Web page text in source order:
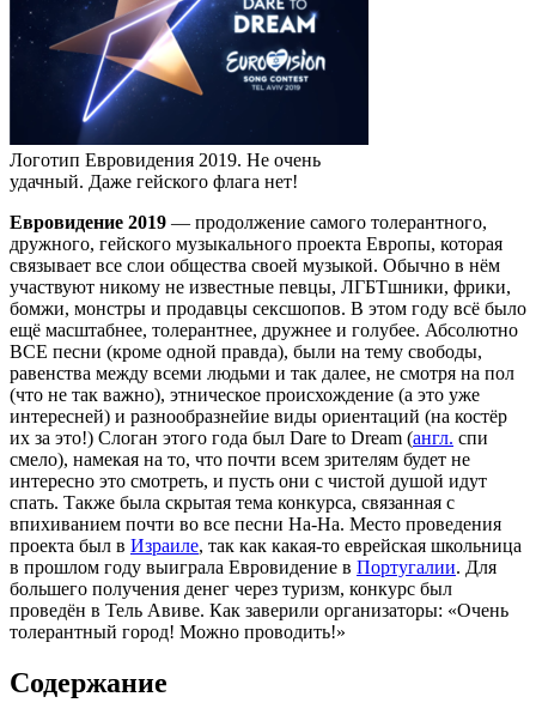
Логотип Евровидения 2019. Не очень
удачный. Даже гейского флага нет!
Евровидение 2019 — продолжение самого толерантного,
дружного, гейского музыкального проекта Европы, которая
связывает все слои общества своей музыкой. Обычно в нём
участвуют никому не известные певцы, ЛГБТшники, фрики,
бомжи, монстры и продавцы сексшопов. В этом году всё было
ещё масштабнее, толерантнее, дружнее и голубее. Абсолютно
ВСЕ песни (кроме одной правда), были на тему свободы,
равенства между всеми людьми и так далее, не смотря на пол
(что не так важно), этническое происхождение (а это уже
интересней) и разнообразнейие виды ориентаций (на костёр
их за это!) Слоган этого года был Dare to Dream (англ. спи
смело), намекая на то, что почти всем зрителям будет не
интересно это смотреть, и пусть они с чистой душой идут
спать. Также была скрытая тема конкурса, связанная с
впихиванием почти во все песни На-На. Место проведения
проекта был в Израиле, так как какая-то еврейская школьница
в прошлом году выиграла Евровидение в Португалии. Для
большего получения денег через туризм, конкурс был
проведён в Тель Авиве. Как заверили организаторы: «Очень
толерантный город! Можно проводить!»
Содержание